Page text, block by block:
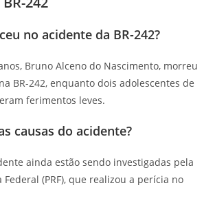
no acidente da BR-242?
Bruno Alceno do Nascimento, morreu
BR-242, enquanto dois adolescentes de
ferimentos leves.
causas do acidente?
ainda estão sendo investigadas pela
Federal (PRF), que realizou a perícia no